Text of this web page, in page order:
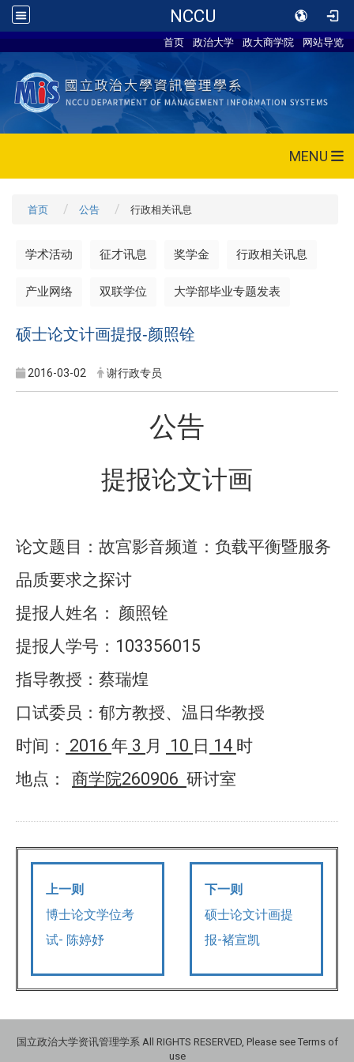
NCCU
首页 政治大学 政大商学院 网站导览
MENU
首页 公告 行政相关讯息
学术活动 征才讯息 奖学金 行政相关讯息
产业网络 双联学位 大学部毕业专题发表
硕士论文计画提报-颜照铨
2016-03-02 谢行政专员
公告
提报论文计画
论文题目：故宫影音频道：负载平衡暨服务
品质要求之探讨
提报人姓名： 颜照铨
提报人学号： 103356015
指导教授：蔡瑞煌
口试委员：郁方教授、温日华教授
时间：
2016 年 3 月 10 日 14 时
地点：
商学院260906 研讨室
上一则
博士论文学位考
试- 陈婷妤
下一则
硕士论文计画提
报-褚宣凯
国立政治大学资讯管理学系 All RIGHTS RESERVED, Please see Terms of
use